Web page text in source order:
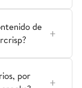
de
por